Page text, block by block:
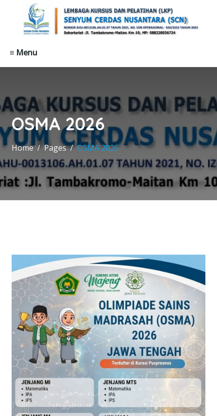
≡ Menu
OSMA 2026
Home Pages OSMA 2026